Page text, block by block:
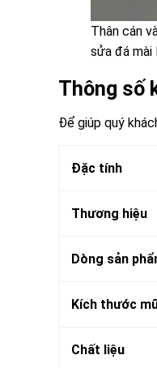
Thân cán
sửa đá mài
Thông số
Để giúp quý
Đặc tính
Thương hiệu
Dòng sản
Kích thước
Chất liệu